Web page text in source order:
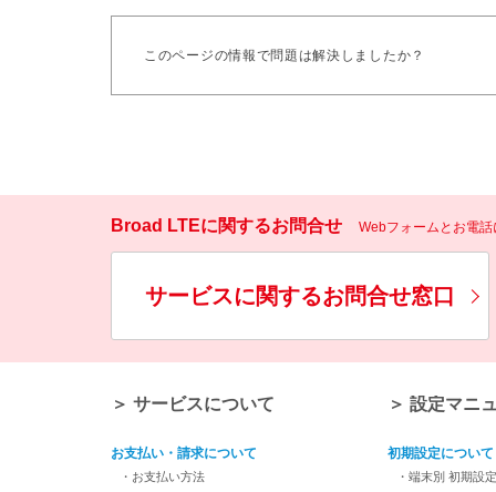
このページの情報で問題は解決しましたか？
Broad LTEに関するお問合せ Webフォームとお電
サービスに関するお問合せ窓口
＞ サービスについて
お支払い・請求について
・お支払い方法
＞ 設定マニ
初期設定について
・端末別 初期設定